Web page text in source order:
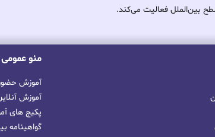
منو
آموزش
آموزش آنلاین
پکیج های
گواهینامه
طراحی